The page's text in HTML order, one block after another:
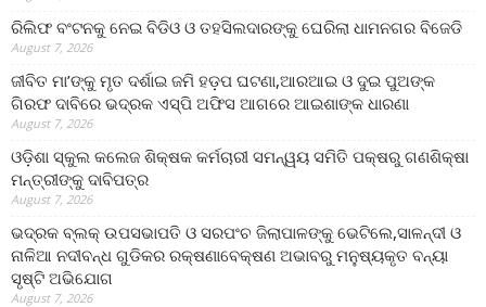
ରିଲିଫ ବଂଟନକୁ ନେଇ ବିଡିଓ ଓ ତହସିଲଦାରଙ୍କୁ ଘେରିଲା ଧାମନଗର ବିଜେଡି
August 7, 2026
ଜୀବିତ ମା’ଙ୍କୁ ମୃତ ଦର୍ଶାଇ ଜମି ହଡ଼ପ ଘଟଣା,ଆରଆଇ ଓ ଦୁଇ ପୁଅଙ୍କ
ଗିରଫ ଦାବିରେ ଭଦ୍ରକ ଏସ୍‌ପି ଅଫିସ ଆଗରେ ଆଇଶାଙ୍କ ଧାରଣା
August 7, 2026
ଓଡ଼ିଶା ସ୍କୁଲ କଲେଜ ଶିକ୍ଷକ କର୍ମଚାରୀ ସମନ୍ୱୟ ସମିତି ପକ୍ଷରୁ ଗଣଶିକ୍ଷା
ମନ୍ତ୍ରୀଙ୍କୁ ଦାବିପତ୍ର
August 7, 2026
ଭଦ୍ରକ ବ୍ଲକ୍ ଉପସଭାପତି ଓ ସରପଂଚ ଜିଲାପାଳଙ୍କୁ ଭେଟିଲେ,ସାଳନ୍ଦୀ ଓ
ନାଳିଆ ନଦୀବନ୍ଧ ଗୁଡିକର ରକ୍ଷଣାବେକ୍ଷଣ ଅଭାବରୁ ମନୁଷ୍ୟକୃତ ବନ୍ୟା
ସୃଷ୍ଟି ଅଭିଯୋଗ
August 7, 2026